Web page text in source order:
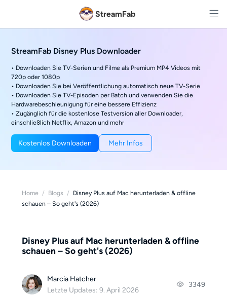
StreamFab
StreamFab Disney Plus Downloader
• Downloaden Sie TV-Serien und Filme als Premium MP4 Videos mit
720p oder 1080p
• Downloaden Sie bei Veröffentlichung automatisch neue TV-Serie
• Downloaden Sie TV-Episoden per Batch und verwenden Sie die
Hardwarebeschleunigung für eine bessere Effizienz
• Zugänglich für die kostenlose Testversion aller Downloader,
einschließlich Netflix, Amazon und mehr
Kostenlos Downloaden Mehr Infos
Home / Blogs / Disney Plus auf Mac herunterladen & offline
schauen – So geht's (2026)
Disney Plus auf Mac herunterladen & offline
schauen – So geht's (2026)
Marcia Hatcher
Letzte Updates: 9. April 2026
3349